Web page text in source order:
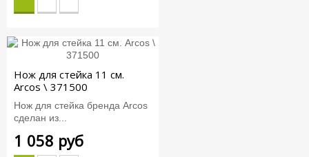
Нож для стейка 11 см.
Arcos \ 371500
Нож для стейка бренда Arcos
сделан из...
1 058 руб